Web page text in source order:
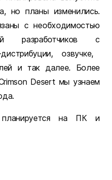
но планы изменились.
с необходимостью
разработчиков с
озвучке,
и так далее. Более
Desert мы узнаем
на ПК и